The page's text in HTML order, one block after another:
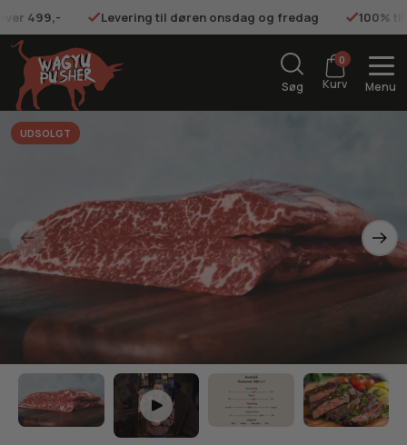
499,- Levering til døren onsdag og fredag 100%
Søg
0
Kurv Menu
UDSOLGT